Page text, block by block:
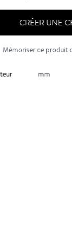
CRÉER UNE
Mémoriser ce produit
mm